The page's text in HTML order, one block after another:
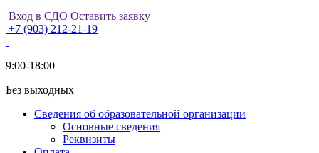
Вход в СДО Оставить заявку
+7 (903) 212-21-19
9:00-18:00
Без выходных
Сведения об образовательной организации
Основные сведения
Реквизиты